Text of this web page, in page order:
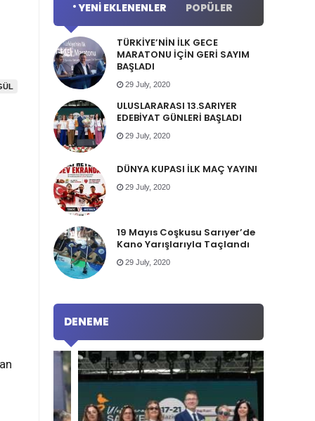
YENI EKLENENLER POPÜLER
TÜRKİYE’NİN İLK GECE
MARATONU İÇİN GERİ SAYIM
BAŞLADI
29 July, 2020
ULUSLARARASI 13.SARIYER
EDEBİYAT GÜNLERİ BAŞLADI
29 July, 2020
DÜNYA KUPASI İLK MAÇ YAYINI
29 July, 2020
19 Mayıs Coşkusu Sarıyer’de
Kano Yarışlarıyla Taçlandı
29 July, 2020
DENEME